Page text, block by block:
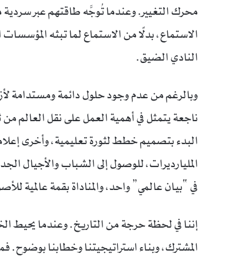
محرك التغيير. وعندما تُوجَّه طاقتهم عبر
الاستماع، بدلًا من الاستماع لما تبثه
النادي الضيق.
وبالرغم من عدم وجود حلول دائمة ومستدامة
ناجعة يتمثل في أهمية العمل على نقل العالم من
البدء بتصميم خطط لثورة تعليمية، وأخرى
المليارديرات، للوصول إلى الشباب والأجيال
في “بيان عالمي” واحد، والمناداة بقمة عالمية
إننا في لحظة حرجة من التاريخ. وعندما يحيط
المشترك، وبناء استراتيجيتنا وخطابنا